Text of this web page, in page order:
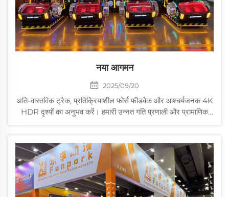
नया आगमन
2025/09/20
अति-वास्तविक ट्रैक, प्रतिक्रियाशील फोर्स फीडबैक और आश्चर्यजनक 4K
HDR दृश्यों का अनुभव करें। हमारी उन्नत गति प्रणाली और प्रामाणिक